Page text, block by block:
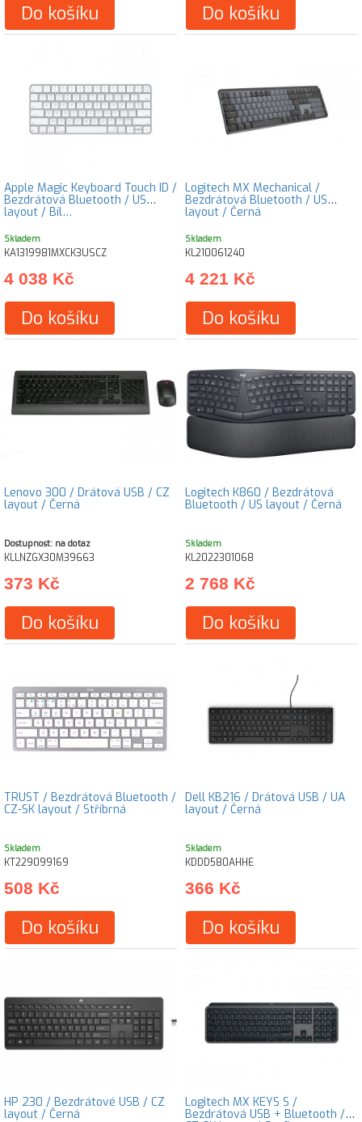
Do košíku Do košíku
Apple Magic Keyboard Touch ID /
Bezdrátová Bluetooth / US
layout / Bíl…
Skladem
KA1319981MXCK3USCZ
4 038 Kč
Do košíku
Logitech MX Mechanical /
Bezdrátová Bluetooth / US
layout / Černá
Skladem
KL210061240
4 221 Kč
Do košíku
Lenovo 300 / Drátová USB / CZ
layout / Černá
Dostupnost: na dotaz
KLLNZGX30M39663
373 Kč
Do košíku
Logitech K860 / Bezdrátová
Bluetooth / US layout / Černá
Skladem
KL2022301068
2 768 Kč
Do košíku
TRUST / Bezdrátová Bluetooth /
CZ-SK layout / Stříbrná
Skladem
KT229099169
508 Kč
Do košíku
Dell KB216 / Drátová USB / UA
layout / Černá
Skladem
KDDD580AHHE
366 Kč
Do košíku
HP 230 / Bezdrátové USB / CZ
layout / Černá
Logitech MX KEYS S /
Bezdrátová USB + Bluetooth /